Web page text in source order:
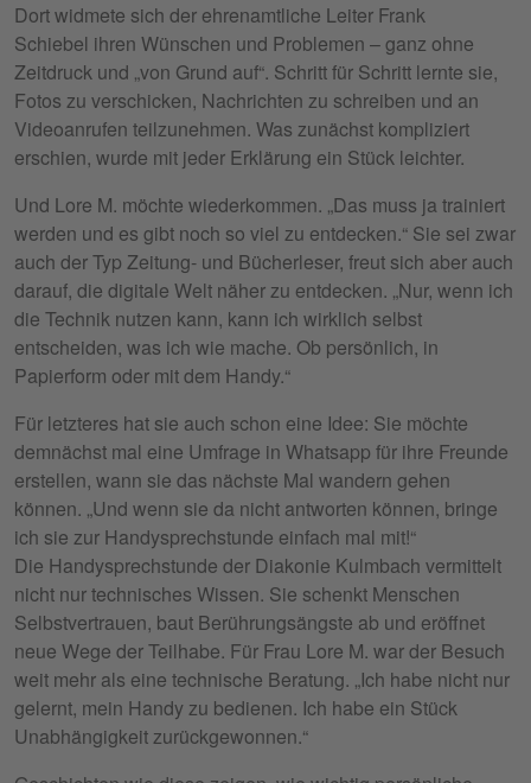
Dort widmete sich der ehrenamtliche Leiter Frank
Schiebel ihren Wünschen und Problemen – ganz ohne
Zeitdruck und „von Grund auf“. Schritt für Schritt lernte sie,
Fotos zu verschicken, Nachrichten zu schreiben und an
Videoanrufen teilzunehmen. Was zunächst kompliziert
erschien, wurde mit jeder Erklärung ein Stück leichter.
Und Lore M. möchte wiederkommen. „Das muss ja trainiert
werden und es gibt noch so viel zu entdecken.“ Sie sei zwar
auch der Typ Zeitung- und Bücherleser, freut sich aber auch
darauf, die digitale Welt näher zu entdecken. „Nur, wenn ich
die Technik nutzen kann, kann ich wirklich selbst
entscheiden, was ich wie mache. Ob persönlich, in
Papierform oder mit dem Handy.“
Für letzteres hat sie auch schon eine Idee: Sie möchte
demnächst mal eine Umfrage in Whatsapp für ihre Freunde
erstellen, wann sie das nächste Mal wandern gehen
können. „Und wenn sie da nicht antworten können, bringe
ich sie zur Handysprechstunde einfach mal mit!“
Die Handysprechstunde der Diakonie Kulmbach vermittelt
nicht nur technisches Wissen. Sie schenkt Menschen
Selbstvertrauen, baut Berührungsängste ab und eröffnet
neue Wege der Teilhabe. Für Frau Lore M. war der Besuch
weit mehr als eine technische Beratung. „Ich habe nicht nur
gelernt, mein Handy zu bedienen. Ich habe ein Stück
Unabhängigkeit zurückgewonnen.“